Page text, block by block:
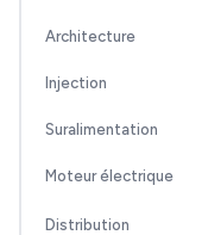
Architecture
Injection
Suralimentation
Moteur électrique
Distribution